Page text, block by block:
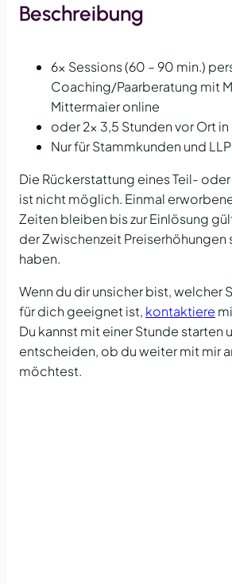
Beschreibung
6x Sessions (60 – 90 min.)
Coaching/Paarberatung mit
Mittermaier online
oder 2x 3,5 Stunden vor Ort
Nur für Stammkunden und
Die Rückerstattung eines Teil-
ist nicht möglich. Einmal
Zeiten bleiben bis zur Einlösung
der Zwischenzeit
haben.
Wenn du dir unsicher bist, welcher
für dich geeignet ist, kontaktiere
Du kannst mit einer Stunde starten
entscheiden, ob du weiter mit mir
möchtest.